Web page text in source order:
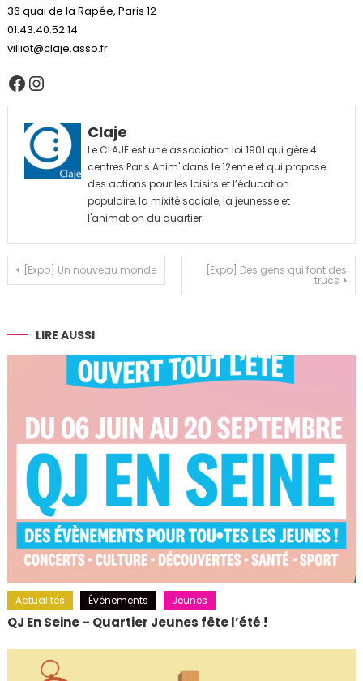
36 quai de la Rapée, Paris 12
01.43.40.52.14
villiot@claje.asso.fr
Facebook
Instagram
Claje
Le CLAJE est une association loi 1901 qui gère 4
centres Paris Anim' dans le 12eme et qui propose
des actions pour les loisirs et l’éducation
populaire, la mixité sociale, la jeunesse et
l'animation du quartier.
Navigation
l’article
[Expo] Un nouveau monde [Expo] Des gens qui font des
trucs
LIRE AUSSI
Actualités Événements Jeunes
QJ En Seine – Quartier Jeunes fête l’été !